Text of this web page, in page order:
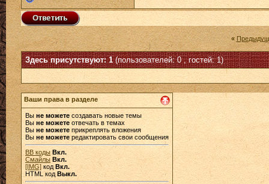
«
Здесь присутствуют: 1(пользователей: 0 , гостей: 1)
Ваши права в разделе
Вы не можете создавать новые темы
Выне можете отвечать в темах
Выне можете прикреплять вложения
Вы не можетередактировать свои сообщения
BB коды Вкл.
Смайлы Вкл.
[IMG] код Вкл.
HTML код Выкл.